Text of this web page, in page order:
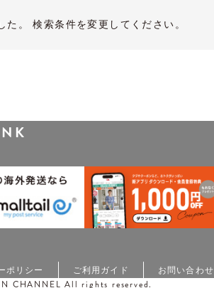
。 検索条件を変更してください。
ポリシー ご利用ガイド お問い合わせ
CHANNEL All rights reserved.